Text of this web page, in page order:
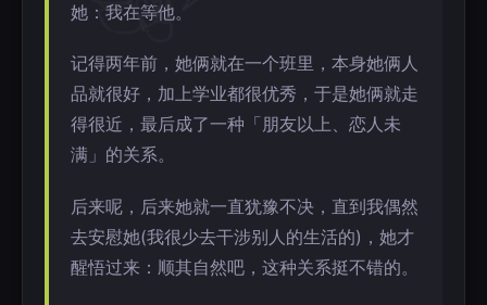
她：我在等他。
记得两年前，她俩就在一个班里，本身她俩人
品就很好，加上学业都很优秀，于是她俩就走
得很近，最后成了一种「朋友以上、恋人未
满」的关系。
后来呢，后来她就一直犹豫不决，直到我偶然
去安慰她(我很少去干涉别人的生活的)，她才
醒悟过来：顺其自然吧，这种关系挺不错的。